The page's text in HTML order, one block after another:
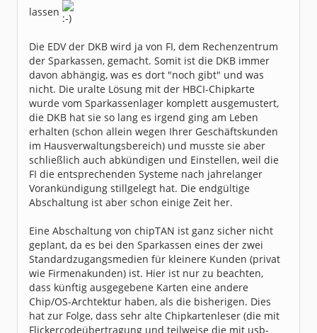
lassen
Die EDV der DKB wird ja von FI, dem Rechenzentrum
der Sparkassen, gemacht. Somit ist die DKB immer
davon abhängig, was es dort "noch gibt" und was
nicht. Die uralte Lösung mit der HBCI-Chipkarte
wurde vom Sparkassenlager komplett ausgemustert,
die DKB hat sie so lang es irgend ging am Leben
erhalten (schon allein wegen Ihrer Geschäftskunden
im Hausverwaltungsbereich) und musste sie aber
schließlich auch abkündigen und Einstellen, weil die
FI die entsprechenden Systeme nach jahrelanger
Vorankündigung stillgelegt hat. Die endgültige
Abschaltung ist aber schon einige Zeit her.
Eine Abschaltung von chipTAN ist ganz sicher nicht
geplant, da es bei den Sparkassen eines der zwei
Standardzugangsmedien für kleinere Kunden (privat
wie Firmenakunden) ist. Hier ist nur zu beachten,
dass künftig ausgegebene Karten eine andere
Chip/OS-Archtektur haben, als die bisherigen. Dies
hat zur Folge, dass sehr alte Chipkartenleser (die mit
Flickercodeübertragung und teilweise die mit usb-